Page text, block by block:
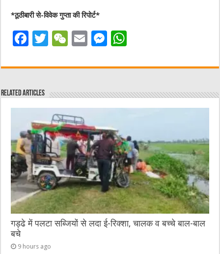
*ठूठीबारी से-विवेक गुप्ता की रिपोर्ट*
F
c
e
b
o
o
k
T
it
r
W
C
at
E
ai
M
ss
n
er
at
A
p
Related Articles
गड्ढे में पलटा सब्जियों से लदा ई-रिक्शा, चालक व बच्चे बाल-बाल
बचे
9 hours ago